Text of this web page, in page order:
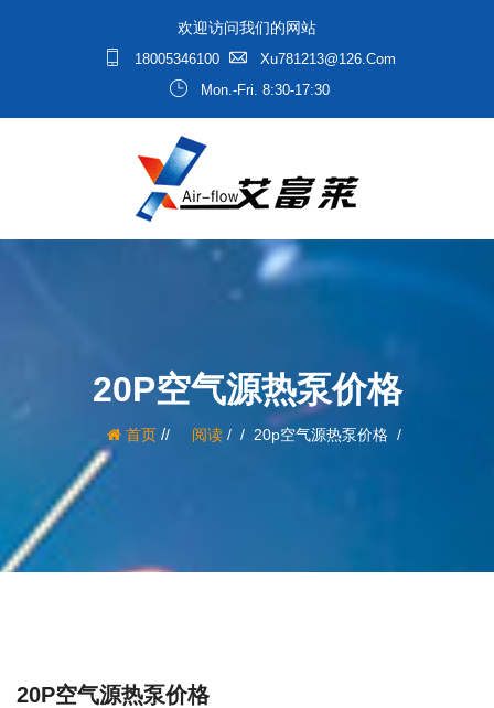
欢迎访问我们的网站
18005346100
Xu781213@126.com
Mon.-Fri. 8:30-17:30
20P空气源热泵价格
首页/ 阅读/ 20p空气源热泵价格
20P空气源热泵价格